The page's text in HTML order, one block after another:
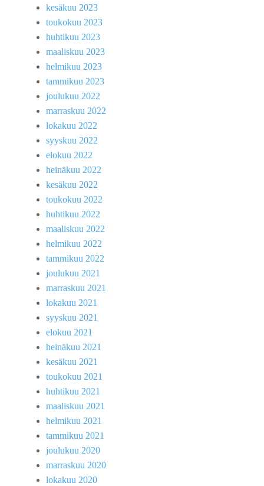
kesäkuu 2023
toukokuu 2023
huhtikuu 2023
maaliskuu 2023
helmikuu 2023
tammikuu 2023
joulukuu 2022
marraskuu 2022
lokakuu 2022
syyskuu 2022
elokuu 2022
heinäkuu 2022
kesäkuu 2022
toukokuu 2022
huhtikuu 2022
maaliskuu 2022
helmikuu 2022
tammikuu 2022
joulukuu 2021
marraskuu 2021
lokakuu 2021
syyskuu 2021
elokuu 2021
heinäkuu 2021
kesäkuu 2021
toukokuu 2021
huhtikuu 2021
maaliskuu 2021
helmikuu 2021
tammikuu 2021
joulukuu 2020
marraskuu 2020
lokakuu 2020